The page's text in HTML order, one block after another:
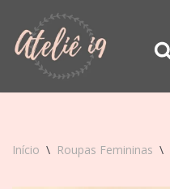
Pular
para
Início \ Roupas Femininas \